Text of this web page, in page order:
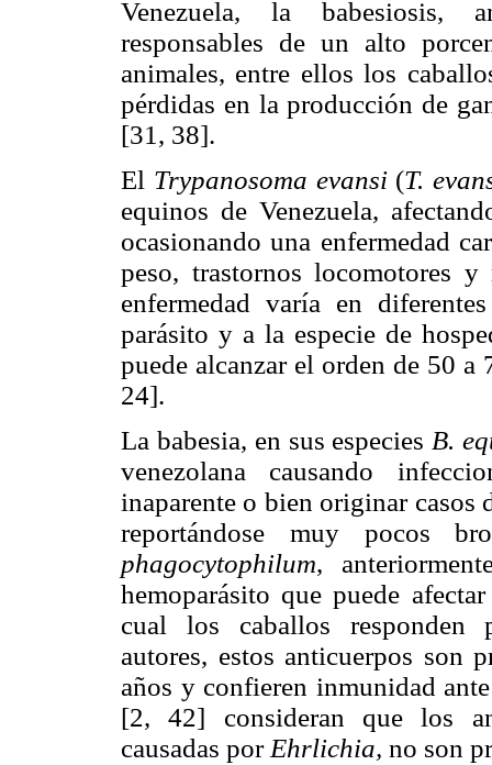
Venezuela, la babesiosis,
responsables de un alto
animales, entre ellos los
pérdidas en la producción de
[31, 38].
El Trypanosoma evansi(T.
equinos de Venezuela,
ocasionando una enfermedad
peso, trastornos locomotores
enfermedad varía en
parásito y a la especie de
puede alcanzar el orden de 50
24].
La babesia, en sus especies B.
venezolana causando
inaparente o bien originar casos
reportándose muy pocos
phagocytophilum,
hemoparásito que puede
cual los caballos responden
autores, estos anticuerpos son
años y confieren inmunidad
[2, 42] consideran que los
causadas por Ehrlichia, no son